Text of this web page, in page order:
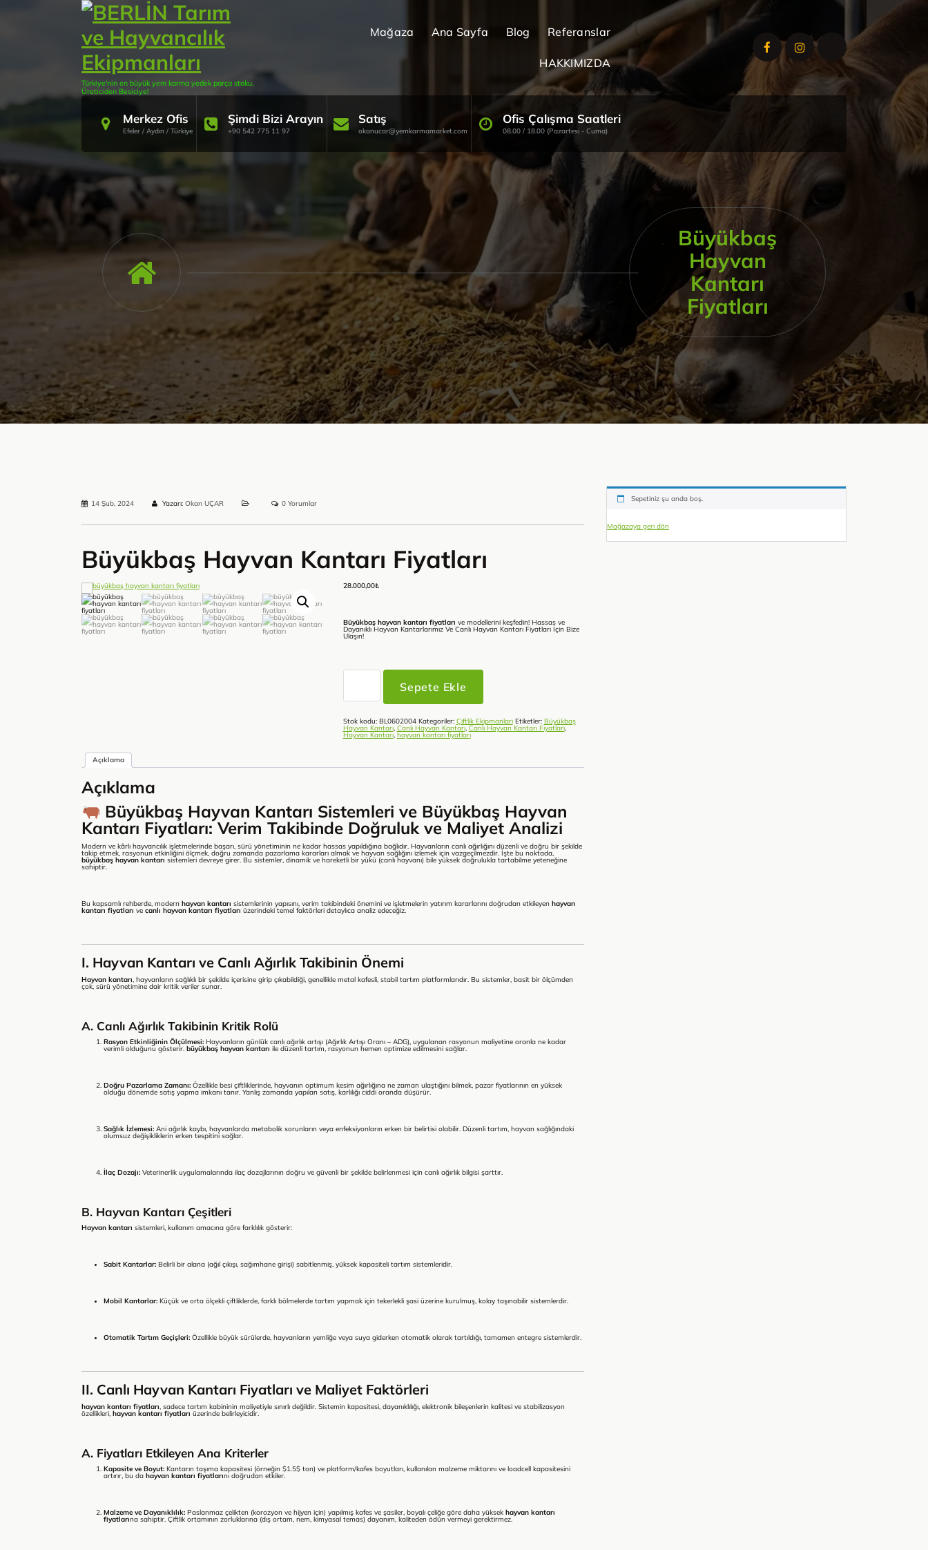
Türkiye'nin en büyük yem karma yedek parça stoku.
Üreticiden Besiciye!
Mağaza Ana Sayfa Blog Referanslar
HAKKIMIZDA
Merkez Ofis
Efeler / Aydın / Türkiye
Şimdi Bizi Arayın
+90 542 775 11 97
Satış
okanucar@yemkarmamarket.com
Ofis Çalışma Saatleri
08.00 / 18.00 (Pazartesi - Cuma)
Büyükbaş
Hayvan
Kantarı
Fiyatları
14 Şub, 2024 Yazarı: Okan UÇAR 0 Yorumlar
Büyükbaş Hayvan Kantarı Fiyatları
28.000,00₺
Büyükbaş hayvan kantarı fiyatları ve modellerini keşfedin! Hassas ve
Dayanıklı Hayvan Kantarlarımız Ve Canlı Hayvan Kantarı Fiyatları İçin Bize
Ulaşın!
Büyükbaş
adet
Sepete Ekle
Stok kodu: BL0602004 Kategoriler: Çiftlik Ekipmanları Etiketler: Büyükbaş
Hayvan Kantarı, Canlı Hayvan Kantarı,Canlı Hayvan Kantarı Fiyatları,
Hayvan Kantarı,hayvan kantarı fiyatları
Açıklama
Açıklama
Büyükbaş Hayvan Kantarı Sistemleri ve Büyükbaş Hayvan
Kantarı Fiyatları: Verim Takibinde Doğruluk ve Maliyet Analizi
Modern ve kârlı hayvancılık işletmelerinde başarı, sürü yönetiminin ne kadar hassas yapıldığına bağlıdır. Hayvanların canlı ağırlığını düzenli ve doğru bir şekilde
takip etmek, rasyonun etkinliğini ölçmek, doğru zamanda pazarlama kararları almak ve hayvan sağlığını izlemek için vazgeçilmezdir. İşte bu noktada,
büyükbaş hayvan kantarı sistemleri devreye girer. Bu sistemler, dinamik ve hareketli bir yükü (canlı hayvanı) bile yüksek doğrulukla tartabilme yeteneğine
sahiptir.
Bu kapsamlı rehberde, modern hayvan kantarı sistemlerinin yapısını, verim takibindeki önemini ve işletmelerin yatırım kararlarını doğrudan etkileyen hayvan
kantarı fiyatları ve canlı hayvan kantarı fiyatları üzerindeki temel faktörleri detaylıca analiz edeceğiz.
I. Hayvan Kantarı ve Canlı Ağırlık Takibinin Önemi
Hayvan kantarı, hayvanların sağlıklı bir şekilde içerisine girip çıkabildiği, genellikle metal kafesli, stabil tartım platformlarıdır. Bu sistemler, basit bir ölçümden
çok, sürü yönetimine dair kritik veriler sunar.
A. Canlı Ağırlık Takibinin Kritik Rolü
Rasyon Etkinliğinin Ölçülmesi: Hayvanların günlük canlı ağırlık artışı (Ağırlık Artışı Oranı – ADG), uygulanan rasyonun maliyetine oranla ne kadar
verimli olduğunu gösterir. büyükbaş hayvan kantarı ile düzenli tartım, rasyonun hemen optimize edilmesini sağlar.
Doğru Pazarlama Zamanı: Özellikle besi çiftliklerinde, hayvanın optimum kesim ağırlığına ne zaman ulaştığını bilmek, pazar fiyatlarının en yüksek
olduğu dönemde satış yapma imkanı tanır. Yanlış zamanda yapılan satış, karlılığı ciddi oranda düşürür.
Sağlık İzlemesi: Ani ağırlık kaybı, hayvanlarda metabolik sorunların veya enfeksiyonların erken bir belirtisi olabilir. Düzenli tartım, hayvan sağlığındaki
olumsuz değişikliklerin erken tespitini sağlar.
İlaç Dozajı: Veterinerlik uygulamalarında ilaç dozajlarının doğru ve güvenli bir şekilde belirlenmesi için canlı ağırlık bilgisi şarttır.
B. Hayvan Kantarı Çeşitleri
Hayvan kantarı sistemleri, kullanım amacına göre farklılık gösterir:
Sabit Kantarlar: Belirli bir alana (ağıl çıkışı, sağımhane girişi) sabitlenmiş, yüksek kapasiteli tartım sistemleridir.
Mobil Kantarlar: Küçük ve orta ölçekli çiftliklerde, farklı bölmelerde tartım yapmak için tekerlekli şasi üzerine kurulmuş, kolay taşınabilir sistemlerdir.
Otomatik Tartım Geçişleri: Özellikle büyük sürülerde, hayvanların yemliğe veya suya giderken otomatik olarak tartıldığı, tamamen entegre sistemlerdir.
II. Canlı Hayvan Kantarı Fiyatları ve Maliyet Faktörleri
hayvan kantarı fiyatları, sadece tartım kabininin maliyetiyle sınırlı değildir. Sistemin kapasitesi, dayanıklılığı, elektronik bileşenlerin kalitesi ve stabilizasyon
özellikleri, hayvan kantarı fiyatları üzerinde belirleyicidir.
A. Fiyatları Etkileyen Ana Kriterler
Kapasite ve Boyut: Kantarın taşıma kapasitesi (örneğin $1.5$ ton) ve platform/kafes boyutları, kullanılan malzeme miktarını ve loadcell kapasitesini
artırır, bu da hayvan kantarı fiyatlarını doğrudan etkiler.
Malzeme ve Dayanıklılık: Paslanmaz çelikten (korozyon ve hijyen için) yapılmış kafes ve şasiler, boyalı çeliğe göre daha yüksek hayvan kantarı
fiyatlarına sahiptir. Çiftlik ortamının zorluklarına (dış ortam, nem, kimyasal temas) dayanım, kaliteden ödün vermeyi gerektirmez.
Sepetiniz şu anda boş.
Mağazaya geri dön